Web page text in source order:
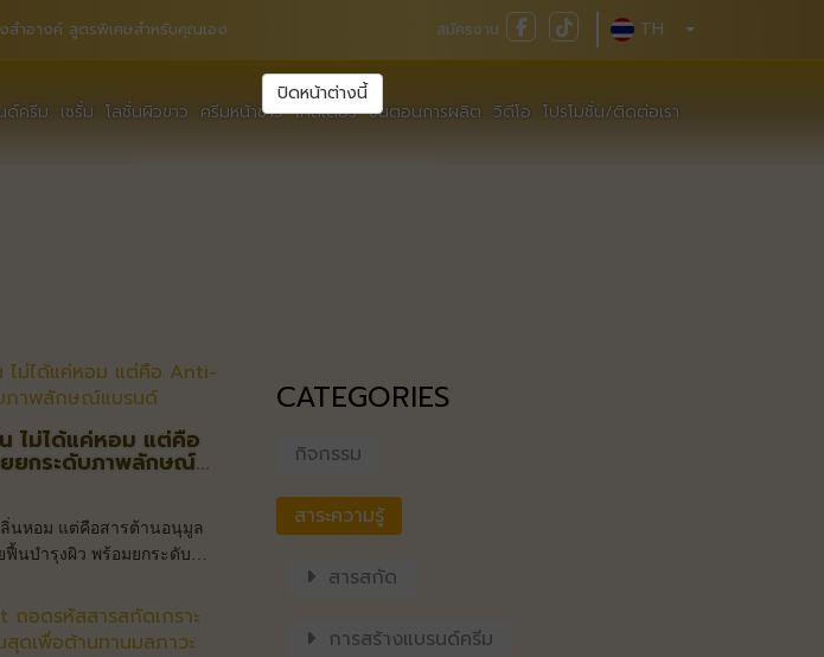
สำอางค์ สูตรพิเศษสำหรับคุณเอง สมัครงาน TH
ด์ครีม เซรั่ม โลชั่นผิวขาว ครีมหน้าขาว เทสเตอร์ ขั้นตอนการผลิต วิดีโอ โปรโมชั่น/ติดต่อเรา
ไม่ได้แค่หอม แต่คือ
ยกระดับภาพลักษณ์
นหอม แต่คือสารต้านอนุมูล
นบำรุงผิว พร้อมยกระดับ
CATEGORIES
กิจกรรม
สาระความรู้
สารสกัด
การสร้างแบรนด์ครีม
ปิดหน้าต่างนี้